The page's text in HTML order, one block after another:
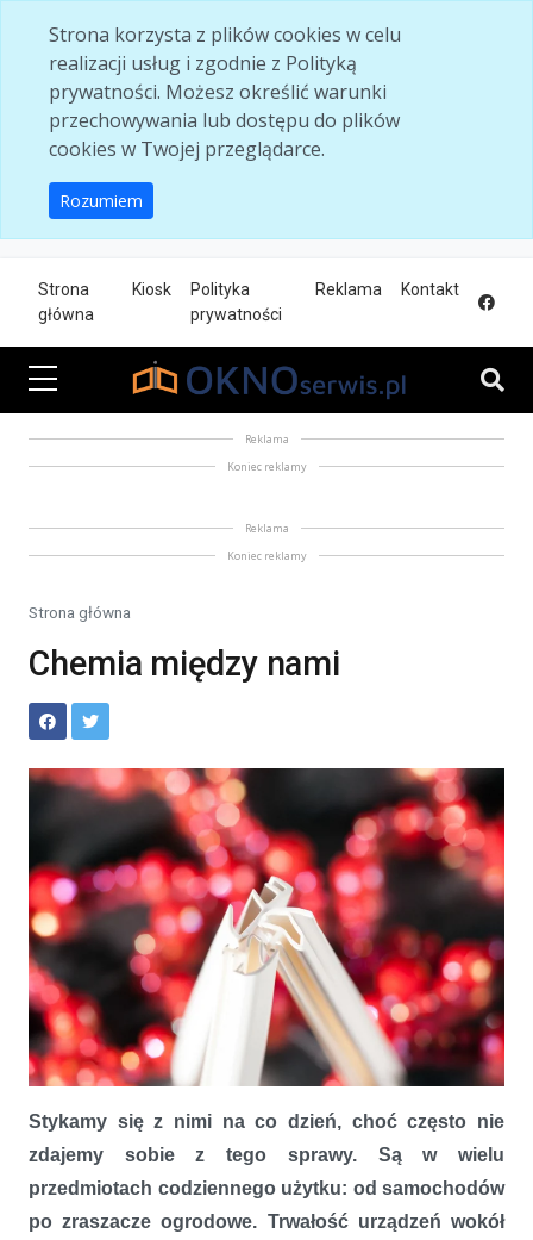
Strona korzysta z plików cookies w celu
realizacji usług i zgodnie z Polityką
prywatności. Możesz określić warunki
przechowywania lub dostępu do plików
cookies w Twojej przeglądarce.
Rozumiem
Strona
główna
Kiosk
Polityka
prywatności
Reklama Kontakt
Reklama
Koniec reklamy
Reklama
Koniec reklamy
Strona główna
Chemia między nami
Stykamy się z nimi na co dzień, choć często nie
zdajemy sobie z tego sprawy. Są w wielu
przedmiotach codziennego użytku: od samochodów
po zraszacze ogrodowe. Trwałość urządzeń wokół